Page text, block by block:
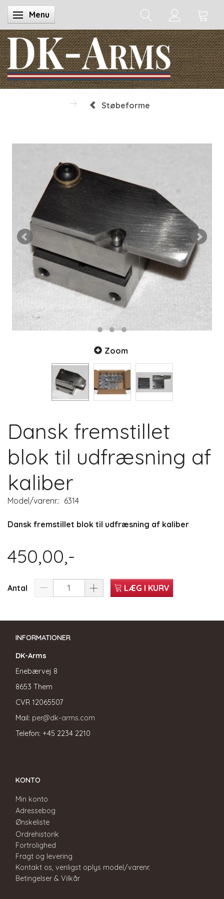
Skifte navigation
Menu
Støbeforme
Zoom
Dansk fremstillet
blok til udfræsning af
kaliber
Model/varenr.: 6314
Dansk fremstillet blok til udfræsning af kaliber
450,00,-
Antal LÆG I KURV
INFORMATIONER
DK-Arms
Enebærvej 8
8653 Them
CVR 12065507
Mail: per@dk-arms.com
Telefon: +45 2234 2210
KONTO
Min konto
Adressebog
Ønskeliste
Ordrehistorik
Fortrolighed
Fragt og levering
Kontakt os, venligst oplys model/varenr.
Betingelser & Vilkår